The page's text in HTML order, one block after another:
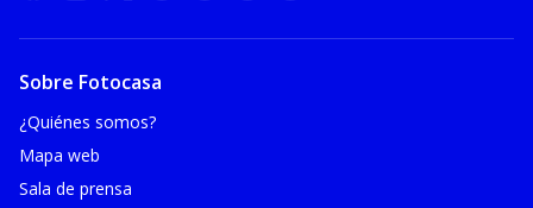
Sobre Fotocasa
¿Quiénes somos?
Mapa web
Sala de prensa